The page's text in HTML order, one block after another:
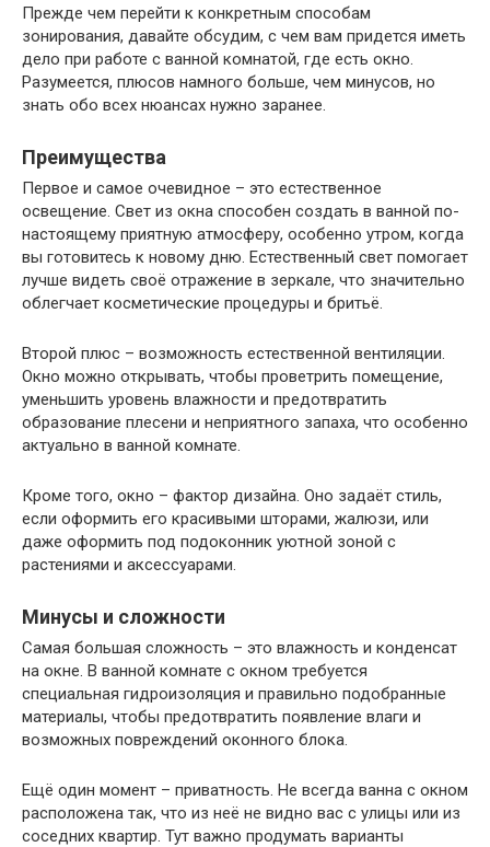
Прежде чем перейти к конкретным способам
зонирования, давайте обсудим, с чем вам придется иметь
дело при работе с ванной комнатой, где есть окно.
Разумеется, плюсов намного больше, чем минусов, но
знать обо всех нюансах нужно заранее.
Преимущества
Первое и самое очевидное – это естественное
освещение. Свет из окна способен создать в ванной по-
настоящему приятную атмосферу, особенно утром, когда
вы готовитесь к новому дню. Естественный свет помогает
лучше видеть своё отражение в зеркале, что значительно
облегчает косметические процедуры и бритьё.
Второй плюс – возможность естественной вентиляции.
Окно можно открывать, чтобы проветрить помещение,
уменьшить уровень влажности и предотвратить
образование плесени и неприятного запаха, что особенно
актуально в ванной комнате.
Кроме того, окно – фактор дизайна. Оно задаёт стиль,
если оформить его красивыми шторами, жалюзи, или
даже оформить под подоконник уютной зоной с
растениями и аксессуарами.
Минусы и сложности
Самая большая сложность – это влажность и конденсат
на окне. В ванной комнате с окном требуется
специальная гидроизоляция и правильно подобранные
материалы, чтобы предотвратить появление влаги и
возможных повреждений оконного блока.
Ещё один момент – приватность. Не всегда ванна с окном
расположена так, что из неё не видно вас с улицы или из
соседних квартир. Тут важно продумать варианты